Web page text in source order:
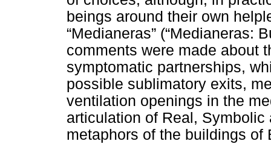
beings around their own
“Medianeras” (“Medianeras:
comments were made about
symptomatic partnerships,
possible sublimatory exits,
ventilation openings in the
articulation of Real,
metaphors of the buildings of